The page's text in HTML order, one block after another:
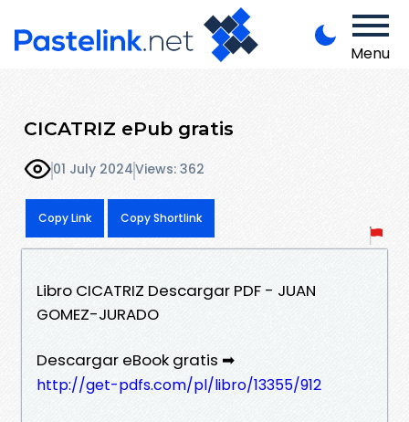
Menu
CICATRIZ ePub gratis
01 July 2024Views: 362
Copy Link Copy Shortlink
Libro CICATRIZ Descargar PDF - JUAN
GOMEZ-JURADO
Descargar eBook gratis ➡
http://get-pdfs.com/pl/libro/13355/912